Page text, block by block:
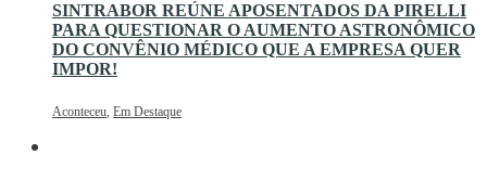
SINTRABOR REÚNE APOSENTADOS DA PIRELLI
PARA QUESTIONAR O AUMENTO ASTRONÔMICO
DO CONVÊNIO MÉDICO QUE A EMPRESA QUER
IMPOR!
Aconteceu, Em Destaque